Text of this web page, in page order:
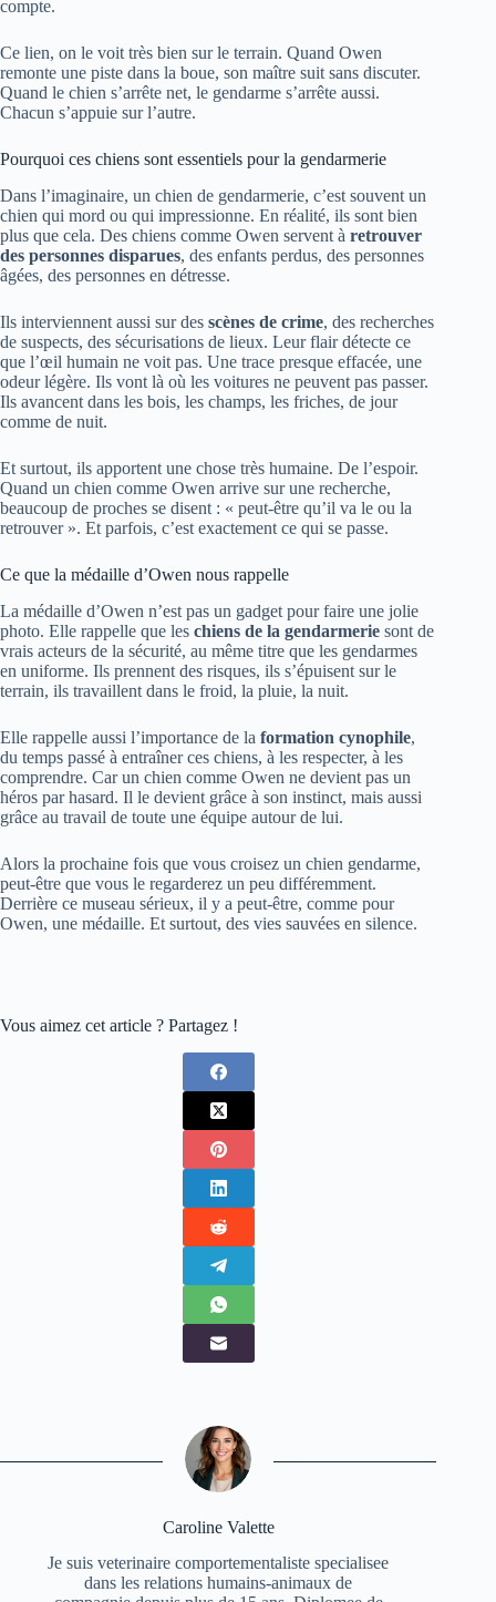
compte.
Ce lien, on le voit très bien sur le terrain. Quand Owen
remonte une piste dans la boue, son maître suit sans discuter.
Quand le chien s’arrête net, le gendarme s’arrête aussi.
Chacun s’appuie sur l’autre.
Pourquoi ces chiens sont essentiels pour la gendarmerie
Dans l’imaginaire, un chien de gendarmerie, c’est souvent un
chien qui mord ou qui impressionne. En réalité, ils sont bien
plus que cela. Des chiens comme Owen servent à retrouver
des personnes disparues, des enfants perdus, des personnes
âgées, des personnes en détresse.
Ils interviennent aussi sur des scènes de crime, des recherches
de suspects, des sécurisations de lieux. Leur flair détecte ce
que l’œil humain ne voit pas. Une trace presque effacée, une
odeur légère. Ils vont là où les voitures ne peuvent pas passer.
Ils avancent dans les bois, les champs, les friches, de jour
comme de nuit.
Et surtout, ils apportent une chose très humaine. De l’espoir.
Quand un chien comme Owen arrive sur une recherche,
beaucoup de proches se disent : « peut-être qu’il va le ou la
retrouver ». Et parfois, c’est exactement ce qui se passe.
Ce que la médaille d’Owen nous rappelle
La médaille d’Owen n’est pas un gadget pour faire une jolie
photo. Elle rappelle que les chiens de la gendarmerie sont de
vrais acteurs de la sécurité, au même titre que les gendarmes
en uniforme. Ils prennent des risques, ils s’épuisent sur le
terrain, ils travaillent dans le froid, la pluie, la nuit.
Elle rappelle aussi l’importance de la formation cynophile,
du temps passé à entraîner ces chiens, à les respecter, à les
comprendre. Car un chien comme Owen ne devient pas un
héros par hasard. Il le devient grâce à son instinct, mais aussi
grâce au travail de toute une équipe autour de lui.
Alors la prochaine fois que vous croisez un chien gendarme,
peut-être que vous le regarderez un peu différemment.
Derrière ce museau sérieux, il y a peut-être, comme pour
Owen, une médaille. Et surtout, des vies sauvées en silence.
Vous aimez cet article ? Partagez !
Caroline Valette
Je suis veterinaire comportementaliste specialisee
dans les relations humains-animaux de